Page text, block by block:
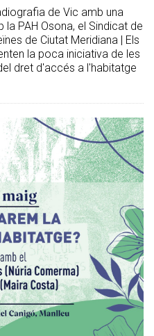
de Vic amb una
PAH Osona, el Sindicat de
de Ciutat Meridiana | Els
la poca iniciativa de les
dret d'accés a l'habitatge